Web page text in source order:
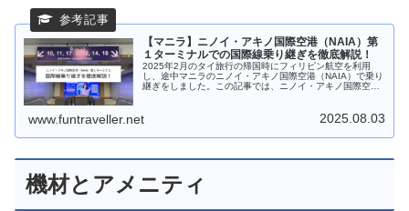
【マニラ】ニノイ・アキノ国際空港（NAIA）第
１ターミナルでの国際線乗り継ぎを徹底解説！
2025年2月のタイ旅行の帰国時にフィリピン航空を利用
し、途中マニラのニノイ・アキノ国際空港（NAIA）で乗り
継ぎをしました。この記事では、ニノイ・アキノ国際空港
www.funtraveller.net 2025.08.03
機材とアメニティ